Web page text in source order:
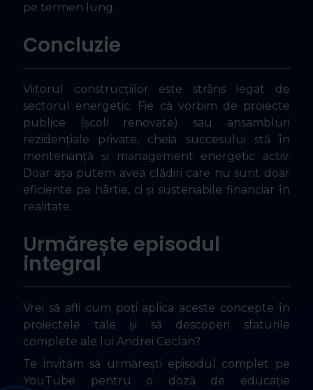
pe termen lung.
Concluzie
Viitorul construcțiilor este strâns legat de
sectorul energetic. Fie că vorbim de proiecte
publice (școli renovate) sau ansambluri
rezidențiale private, cheia succesului stă în
mentenanță și management energetic activ.
Doar așa putem avea clădiri care nu sunt doar
eficiente pe hârtie, ci și sustenabile financiar în
realitate.
Urmărește episodul
integral
Vrei să afli cum poți aplica aceste concepte în
proiectele tale și să descoperi sfaturile
complete ale lui Andrei Ceclan?
Te invităm să urmărești episodul complet pe
YouTube pentru o doză de educație